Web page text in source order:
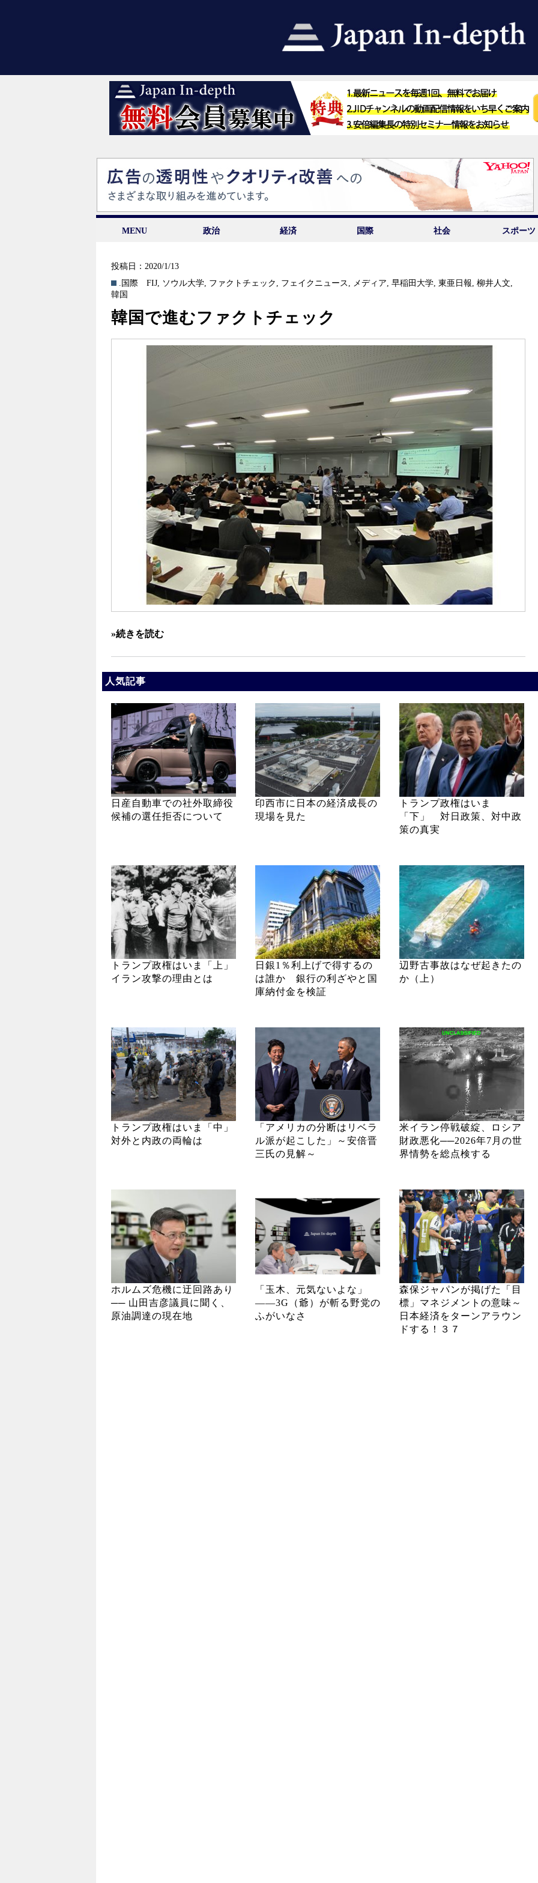
MENU 政治 経済 国際 社会 スポーツ
投稿日：2020/1/13
.国際
FIJ, ソウル大学, ファクトチェック , フェイクニュース , メディア,早稲田大学,東亜日報,柳井人文,
韓国
韓国で進むファクトチェック
»続きを読む
人気記事
日産自動車での社外取締役
候補の選任拒否について
印西市に日本の経済成長の
現場を見た
トランプ政権はいま
「下」 対日政策、対中政
策の真実
トランプ政権はいま「上」
イラン攻撃の理由とは
日銀1％利上げで得するの
は誰か 銀行の利ざやと国
庫納付金を検証
辺野古事故はなぜ起きたの
か（上）
トランプ政権はいま「中」
対外と内政の両輪は
「アメリカの分断はリベラ
ル派が起こした」～安倍晋
三氏の見解～
米イラン停戦破綻、ロシア
財政悪化──2026年7月の世
界情勢を総点検する
ホルムズ危機に迂回路あり
── 山田吉彦議員に聞く、
原油調達の現在地
「玉木、元気ないよな」
――3G（爺）が斬る野党の
ふがいなさ
森保ジャパンが掲げた「目
標」マネジメントの意味～
日本経済をターンアラウン
ドする！３７